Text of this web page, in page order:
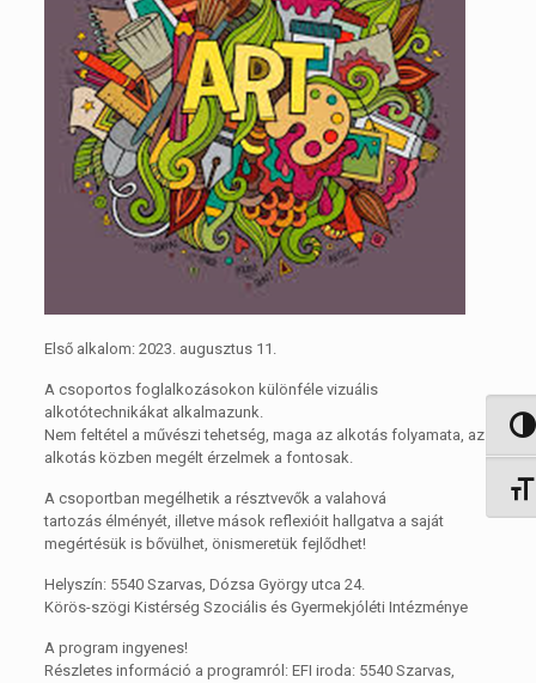
Első alkalom: 2023. augusztus 11.
A csoportos foglalkozásokon különféle vizuális
alkotótechnikákat alkalmazunk.
Nem feltétel a művészi tehetség, maga az alkotás folyamata, az
alkotás közben megélt érzelmek a fontosak.
A csoportban megélhetik a résztvevők a valahová
tartozás élményét, illetve mások reflexióit hallgatva a saját
megértésük is bővülhet, önismeretük fejlődhet!
Helyszín: 5540 Szarvas, Dózsa György utca 24.
Körös-szögi Kistérség Szociális és Gyermekjóléti Intézménye
A program ingyenes!
Részletes információ a programról: EFI iroda: 5540 Szarvas,